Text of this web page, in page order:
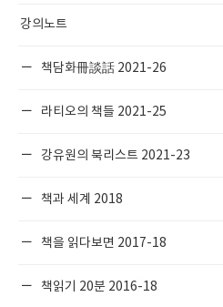
강의노트
책담화冊談話 2021-26
라티오의 책들 2021-25
강유원의 북리스트 2021-23
책과 세계 2018
책을 읽다보면 2017-18
책읽기 20분 2016-18